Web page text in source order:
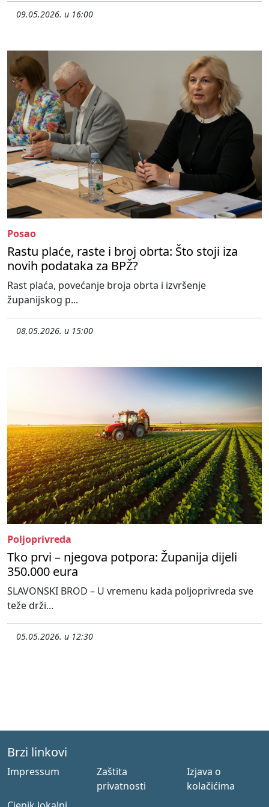
09.05.2026. u 16:00
Posao
Rastu plaće, raste i broj obrta: Što stoji iza
novih podataka za BPŽ?
Rast plaća, povećanje broja obrta i izvršenje
županijskog p...
08.05.2026. u 15:00
Poljoprivreda
Tko prvi – njegova potpora: Županija dijeli
350.000 eura
SLAVONSKI BROD – U vremenu kada poljoprivreda sve
teže drži...
05.05.2026. u 12:30
Brzi linkovi
Impressum
Zaštita
privatnosti
Izjava o
kolačićima